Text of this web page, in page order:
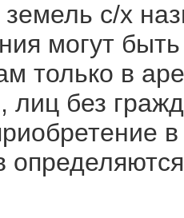
с/х
могут
только в
лиц без